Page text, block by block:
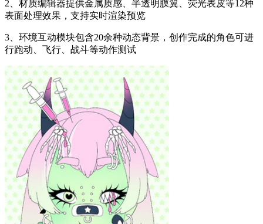
2、材质编辑器提供金属质感、半透明膜翼、荧光表皮等12种
表面处理效果，支持实时渲染预览
3、环境互动模块包含20余种动态背景，创作完成的角色可进
行跑动、飞行、战斗等动作测试